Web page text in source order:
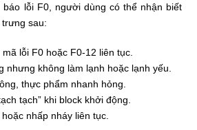
lỗi F0, người dùng có thể nhận biết
sau:
lỗi F0 hoặc F0-12 liên tục.
nhưng không làm lạnh hoặc lạnh yếu.
thực phẩm nhanh hỏng.
tạch” khi block khởi động.
nhấp nháy liên tục.